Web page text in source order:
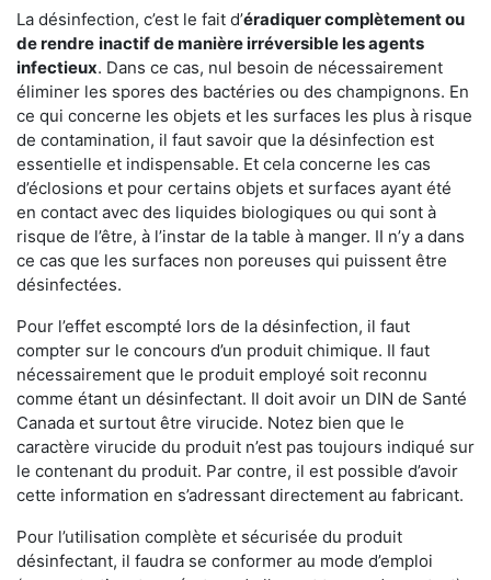
La désinfection, c’est le fait d’éradiquer complètement ou
de rendre inactif de manière irréversible les agents
infectieux. Dans ce cas, nul besoin de nécessairement
éliminer les spores des bactéries ou des champignons. En
ce qui concerne les objets et les surfaces les plus à risque
de contamination, il faut savoir que la désinfection est
essentielle et indispensable. Et cela concerne les cas
d’éclosions et pour certains objets et surfaces ayant été
en contact avec des liquides biologiques ou qui sont à
risque de l’être, à l’instar de la table à manger. II n’y a dans
ce cas que les surfaces non poreuses qui puissent être
désinfectées.
Pour l’effet escompté lors de la désinfection, il faut
compter sur le concours d’un produit chimique. Il faut
nécessairement que le produit employé soit reconnu
comme étant un désinfectant. Il doit avoir un DIN de Santé
Canada et surtout être virucide. Notez bien que le
caractère virucide du produit n’est pas toujours indiqué sur
le contenant du produit. Par contre, il est possible d’avoir
cette information en s’adressant directement au fabricant.
Pour l’utilisation complète et sécurisée du produit
désinfectant, il faudra se conformer au mode d’emploi